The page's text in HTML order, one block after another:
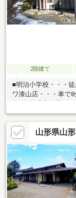
2階建て
■明治小学校・・・
ワ漆山店・・・車で
山形県山